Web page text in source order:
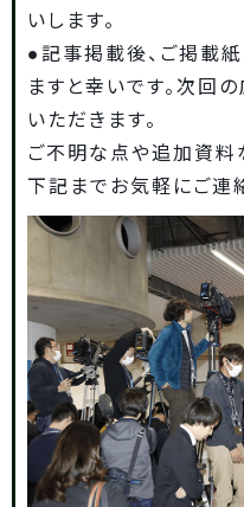
いします。
●記事掲載後、ご掲載
ますと幸いです。次回
いただきます。
ご不明な点や追加資料
下記までお気軽にご連